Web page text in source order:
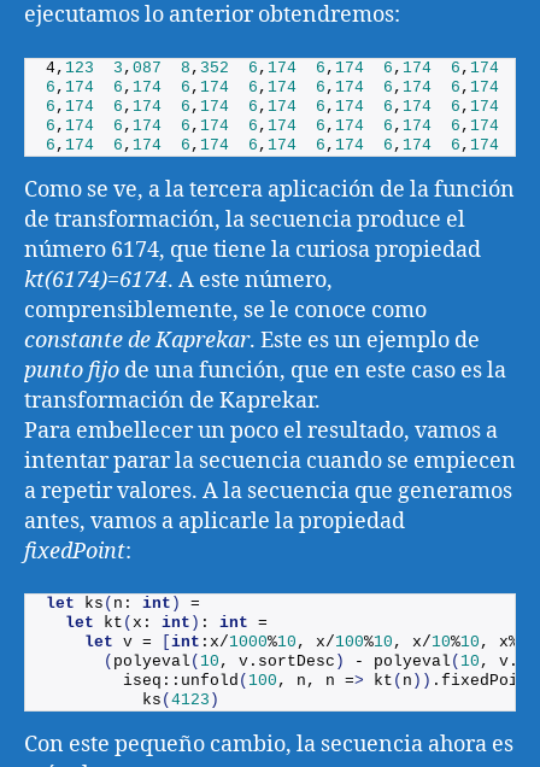
ejecutamos lo anterior obtendremos:
4, 123 3 , 087 8 , 352 6 , 174 6 , 174 6 , 174 6 , 174
6 , 174 6 , 174 6 , 174 6 , 174 6 , 174 6 , 174 6 , 174
6 , 174 6 , 174 6 , 174 6 , 174 6 , 174 6 , 174 6 , 174
6 , 174 6 , 174 6 , 174 6 , 174 6 , 174 6 , 174 6 , 174
6 , 174 6 , 174 6 , 174 6 , 174 6 , 174 6 , 174 6 , 174
Como se ve, a la tercera aplicación de la función
de transformación, la secuencia produce el
número 6174, que tiene la curiosa propiedad
kt(6174)=6174. A este número,
comprensiblemente, se le conoce como
constante de Kaprekar. Este es un ejemplo de
punto fijo de una función, que en este caso es la
transformación de Kaprekar.
Para embellecer un poco el resultado, vamos a
intentar parar la secuencia cuando se empiecen
a repetir valores. A la secuencia que generamos
antes, vamos a aplicarle la propiedad
fixedPoint:
let ks ( n: int )
=
let
kt ( x: int ) : int =
let v = int :x/1000%10 , x/100%10 , x/10%10 , x%
( polyeval ( 10 , v. sortDesc ) - polyeval ( 10 , v.
        iseq::
unfold ( 100 , n, n => kt ( n )) . fixedPoint
ks ( 4123 )
Con este pequeño cambio, la secuencia ahora es